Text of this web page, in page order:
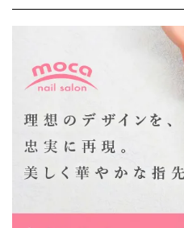
ｓａｎｔビル
06-6537-
Lee上新庄
大阪市東淀
06-6195-
Lee東三国店
大阪市淀川